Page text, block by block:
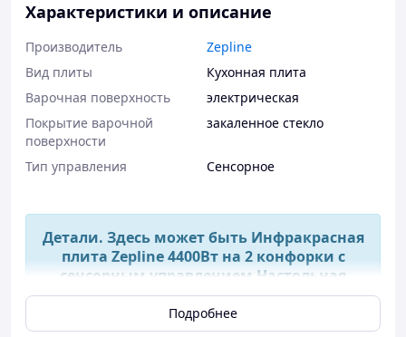
Характеристики и описание
Производитель
Zepline
Вид плиты
Кухонная плита
Варочная поверхность
электрическая
Покрытие варочной
поверхности
закаленное стекло
Тип управления Сенсорное
Детали. Здесь может быть Инфракрасная
плита Zepline 4400Вт на 2 конфорки с
сенсорным управлением Настольная
плита информация.
Подробнее